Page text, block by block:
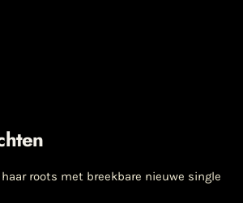
roots met breekbare nieuwe single